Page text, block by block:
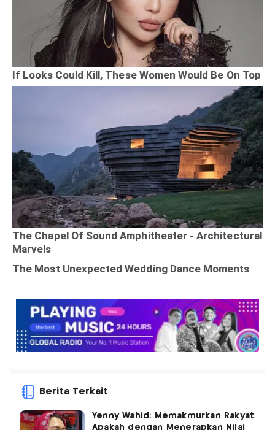
Berita Terkait
Yenny Wahid: Memakmurkan Rakyat
Apakah dengan Menerapkan Nilai